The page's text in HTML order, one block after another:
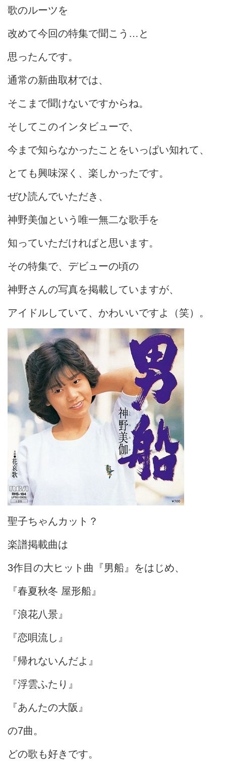
歌のルーツを
改めて今回の特集で聞こう…と
思ったんです。
通常の新曲取材では、
そこまで聞けないですからね。
そしてこのインタビューで、
今まで知らなかったことをいっぱい知れて、
とても興味深く、楽しかったです。
ぜひ読んでいただき、
神野美伽という唯一無二な歌手を
知っていただければと思います。
その特集で、デビューの頃の
神野さんの写真を掲載していますが、
アイドルしていて、かわいいですよ（笑）。
聖子ちゃんカット？
楽譜掲載曲は
3作目の大ヒット曲『男船』をはじめ、
『春夏秋冬 屋形船』
『浪花八景』
『恋唄流し』
『帰れないんだよ』
『浮雲ふたり』
『あんたの大阪』
の7曲。
どの歌も好きです。